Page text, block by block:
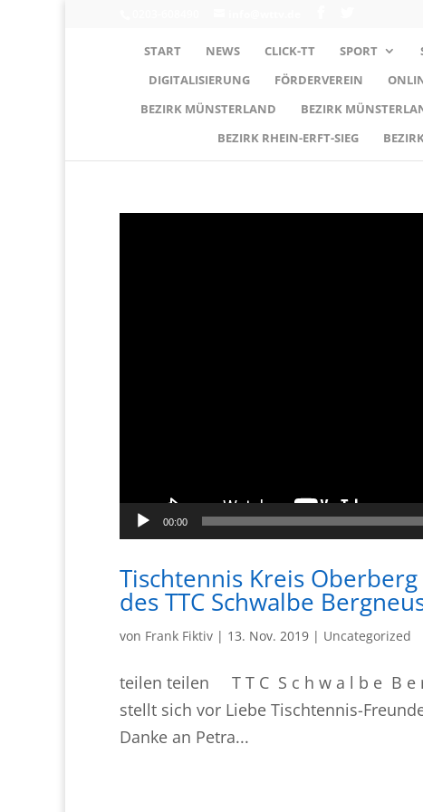
START NEWS CLICK-TT SPORT
DIGITALISIERUNG
FÖRDERVEREIN
BEZIRK MÜNSTERLAND
BEZIRK
BEZIRK RHEIN-ERFT-SIEG
00:00
Tischtennis Kreis
des TTC Schwalbe
von Frank Fiktiv | 13. Nov. 2019 | Uncategorized
teilen teilen T T C S c h w a l b e B e
stellt sich vor Liebe Tischtennis-
Danke an Petra...